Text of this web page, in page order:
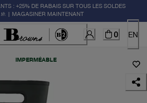
: +25% DE RABAIS SUR TOUS LES SOLDES
| MAGASINER MAINTENANT
0 EN
IMPERMÉABLE